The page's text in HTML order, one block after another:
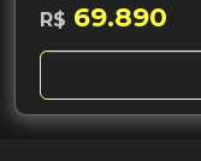
R$ 69.890